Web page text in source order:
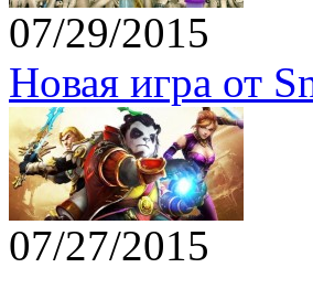
07/29/2015
Новая игра от
07/27/2015